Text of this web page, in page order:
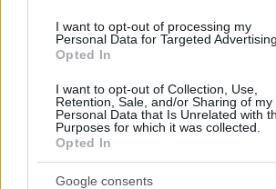
I want to opt-out of processing my
Personal Data for Targeted Advertising.
Opted In
I want to opt-out of Collection, Use,
Retention, Sale, and/or Sharing of my
Personal Data that Is Unrelated with
Purposes for which it was collected.
Opted In
Google consents